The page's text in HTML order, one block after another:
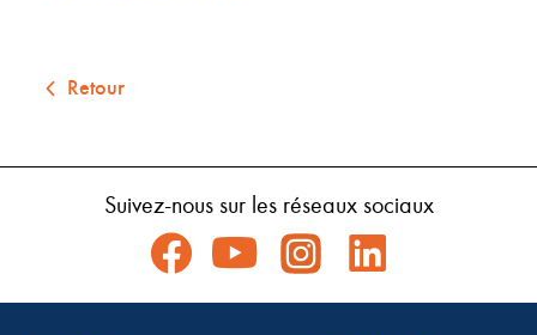
Retour
Suivez-nous sur les réseaux sociaux